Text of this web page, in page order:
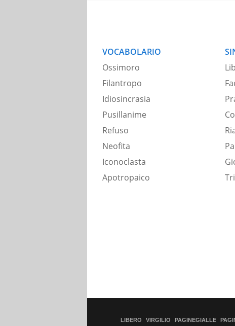
VOCABOLARIO
Ossimoro
Filantropo
Idiosincrasia
Pusillanime
Refuso
Neofita
Iconoclasta
Apotropaico
LIBERO VIRGILIO PAGINEGIALLE